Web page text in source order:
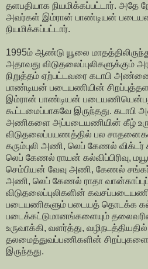
தளபதியாக நியமிக்கப்பட்டார்.
அவர்கள் இம்ரான் பாண்டியன்
நியமிக்கப்பட்டார்.
1995ம் ஆண்டு யூலை
அதாவது விடுதலைப்புலிகளுக்கும்
நிறுத்தம் ஏற்பட்டவரை கடாபி
பாண்டியன் படையணியின்
இம்ரான் பாண்டியன்
கூட்டமைப்பாகவே இருந்தது. கடாபி
அணிகளை அப்படையணியின் கீழ்
விடுதலைப்பயணத்தில் பல
கரும்புலி அணி, லெப் கேணல் விக்டர்
லெப் கேணல் ராயன் கல்விப்பிரிவு,
செம்பியன் வேவு அணி, கேணல்
அணி, லெப் கேணல் ராதா
விடுதலைப்புலிகளின்
படையணிகளும் படையத் தொடக்க
படைக்கட்டுமானங்களையும்
உருவாக்கி, வளர்த்து,
தலமைத்துவப்பணிகளின்
இருந்தது.